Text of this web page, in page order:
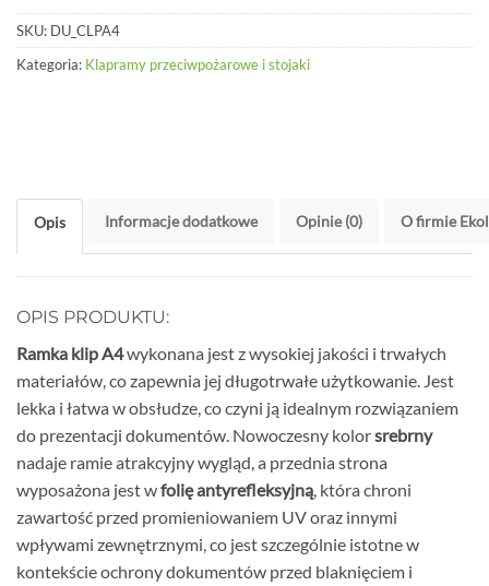
SKU: DU_CLPA4
Kategoria: Klapramy przeciwpożarowe i stojaki
Opis Informacje dodatkowe Opinie (0) O firmie
OPIS PRODUKTU:
Ramka klip A4wykonana jest z wysokiej jakości i trwałych
materiałów, co zapewnia jej długotrwałe użytkowanie. Jest
lekka i łatwa w obsłudze, co czyni ją idealnym rozwiązaniem
do prezentacji dokumentów. Nowoczesny kolorsrebrny
nadaje ramie atrakcyjny wygląd, a przednia strona
wyposażona jest wfolię antyrefleksyjną, która chroni
zawartość przed promieniowaniem UV oraz innymi
wpływami zewnętrznymi, co jest szczególnie istotne w
kontekście ochrony dokumentów przed blaknięciem i